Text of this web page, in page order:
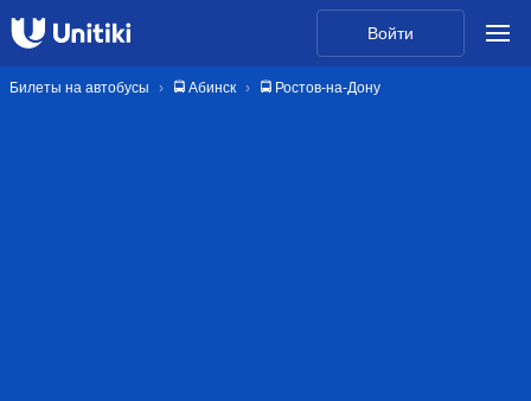
Войти
Билеты на автобусы 🚍 Абинск 🚍 Ростов-на-Дону